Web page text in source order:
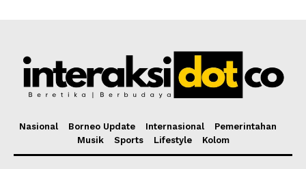
Nasional Borneo Update Internasional
Pemerintahan
Musik
Sports Lifestyle Kolom